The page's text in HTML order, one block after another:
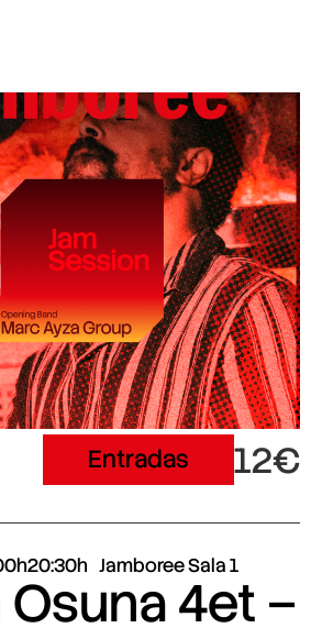
Entradas 12€
20:30h Jamboree Sala 1
4et –